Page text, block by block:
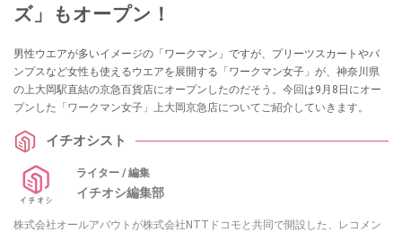
ズ」もオープン！
男性ウエアが多いイメージの「ワークマン」ですが、プリーツスカートやパ
ンプスなど女性も使えるウエアを展開する「ワークマン女子」が、神奈川県
の上大岡駅直結の京急百貨店にオープンしたのだそう。今回は9月8日にオー
プンした「ワークマン女子」上大岡京急店についてご紹介していきます。
イチオシスト
ライター / 編集
イチオシ編集部
株式会社オールアバウトが株式会社NTTドコモと共同で開設した、レコメン